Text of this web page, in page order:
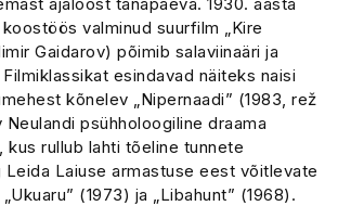
valminud suurfilm „Kire
Gaidarov) põimib salaviinaäri ja
esindavad näiteks naisi
kõnelev „Nipernaadi” (1983, rež
Neulandi psühholoogiline draama
kus rullub lahti tõeline tunnete
Leida Laiuse armastuse eest võitlevate
(1973) ja „Libahunt” (1968).